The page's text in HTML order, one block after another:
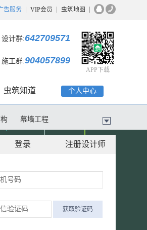
告服务 VIP会员 虫筑地图
设计群:642709571
施工群:904057899
APP下载
虫筑知道 个人中心
幕墙工程
登录 注册设计师
获取验证码